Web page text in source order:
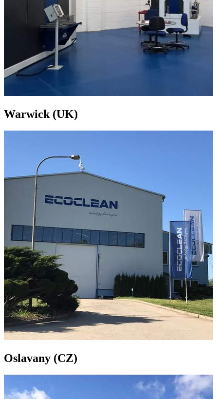
Warwick (UK)
Oslavany (CZ)